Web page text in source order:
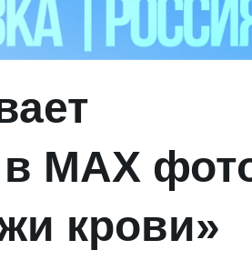
MAX
крови»